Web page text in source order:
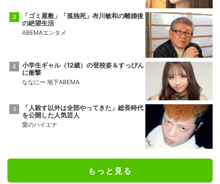
「ゴミ屋敷」「孤独死」布川敏和の離婚後
の絶望生活
ABEMAエンタメ
小学生ギャル（12歳）の登校姿＆すっぴん
に衝撃
ななにー 地下ABEMA
「人殺す以外は全部やってきた」総長時代
を公開した人気芸人
愛のハイエナ
もっと見る